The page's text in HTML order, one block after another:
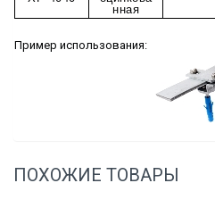
нная
Пример использования:
ПОХОЖИЕ ТОВАРЫ